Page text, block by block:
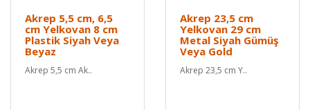
Akrep 5,5 cm, 6,5
cm Yelkovan 8 cm
Plastik Siyah Veya
Beyaz
Akrep 5,5 cm Ak..
Akrep 23,5 cm
Yelkovan 29 cm
Metal Siyah Gümüş
Veya Gold
Akrep 23,5 cm Y..